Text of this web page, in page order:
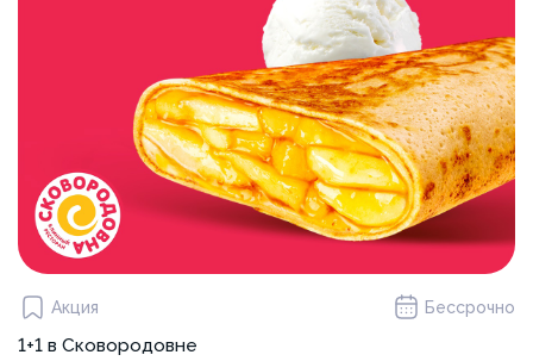
Акция Бессрочно
1+1 в Сковородовне